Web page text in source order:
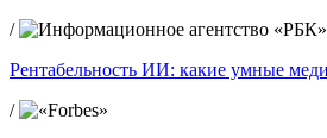
/
Рентабельность ИИ: какие умные
/